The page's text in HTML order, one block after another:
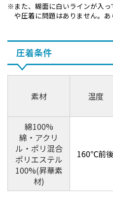
また、糊面に白いラインが入
や圧着に問題はありません。あ
圧着条件
素材 温度
綿100%
綿・アクリ
ル・ポリ混合
ポリエステル
100%(昇華素
材)
160℃前